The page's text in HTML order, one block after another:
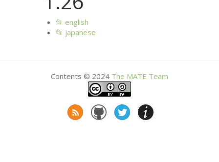
📂 english
📂 japanese
Contents © 2024 The MATE Team